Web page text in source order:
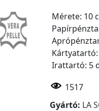
Mérete: 10
Irattartó: 5
1517
Gyártó: LA